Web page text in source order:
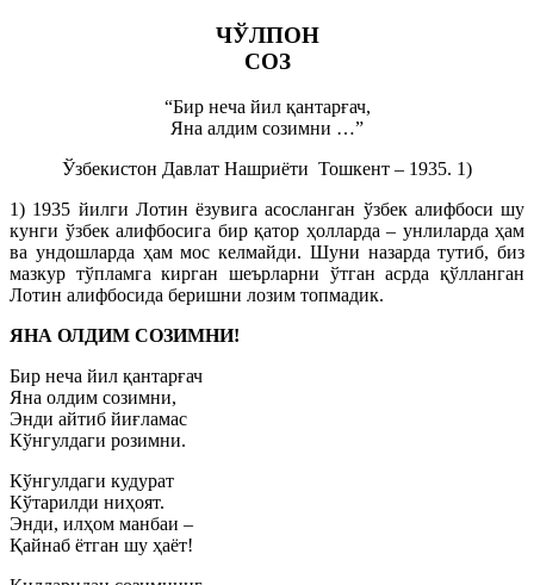
ЧЎЛПОН
СОЗ
“Бир неча йил қантарғач,
Яна алдим созимни …”
Ўзбекистон Давлат Нашриёти Тошкент – 1935. 1)
1) 1935 йилги Лотин ёзувига асосланган ўзбек алифбоси шу
кунги ўзбек алифбосига бир қатор ҳолларда – унлиларда ҳам
ва ундошларда ҳам мос келмайди. Шуни назарда тутиб, биз
мазкур тўпламга кирган шеърларни ўтган асрда қўлланган
Лотин алифбосида беришни лозим топмадик.
ЯНА ОЛДИМ СОЗИМНИ!
Бир неча йил қантарғач
Яна олдим созимни,
Энди айтиб йиғламас
Кўнгулдаги розимни.
Кўнгулдаги кудурат
Кўтарилди ниҳоят.
Энди, илҳом манбаи –
Қайнаб ётган шу ҳаёт!